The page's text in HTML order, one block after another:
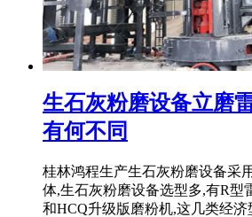
生石灰粉磨设备立磨
有何不同
桂林鸿程生产生石灰粉磨设备采
体,生石灰粉磨设备选型多,有R型
和HCQ升级版磨粉机,这几类经